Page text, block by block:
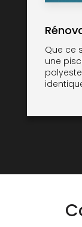
Que ce
une